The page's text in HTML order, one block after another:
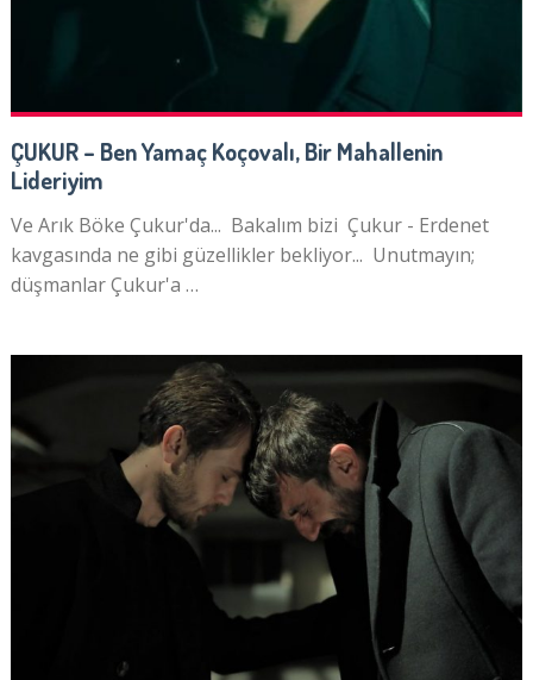
ÇUKUR – Ben Yamaç Koçovalı, Bir Mahallenin
Lideriyim
Ve Arık Böke Çukur'da... Bakalım bizi Çukur - Erdenet
kavgasında ne gibi güzellikler bekliyor... Unutmayın;
düşmanlar Çukur'a …